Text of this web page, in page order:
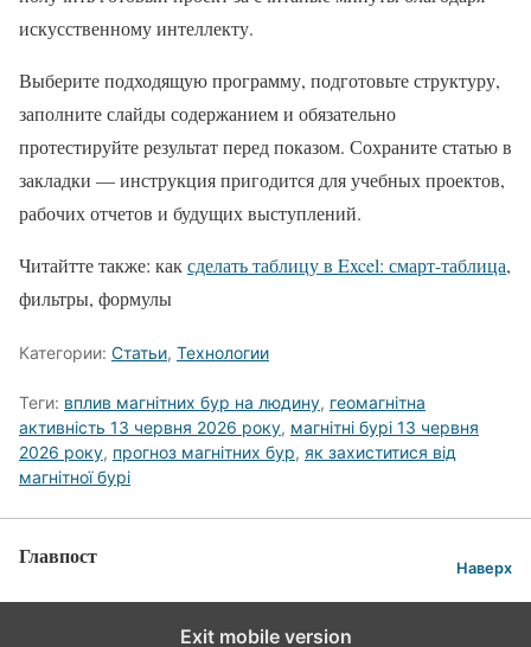
искусственному интеллекту.
Выберите подходящую программу, подготовьте структуру,
заполните слайды содержанием и обязательно
протестируйте результат перед показом. Сохраните статью в
закладки — инструкция пригодится для учебных проектов,
рабочих отчетов и будущих выступлений.
Читайтте также: каксделать таблицу в Excel: смарт-таблица,
фильтры, формулы
Категории: Статьи, Технологии
Теги: вплив магнітних бур на людину, геомагнітна
активність 13 червня 2026 року, магнітні бурі 13 червня
2026 року, прогноз магнітних бур, як захиститися від
магнітної бурі
Главпост Наверх
Exit mobile version